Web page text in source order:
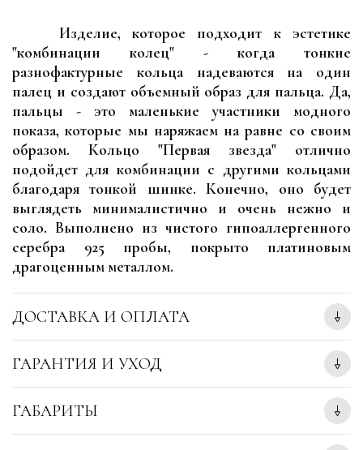
Изделие, которое подходит к эстетике
"комбинации колец" - когда тонкие
разнофактурные кольца надеваются на один
палец и создают объемный образ для пальца. Да,
пальцы - это маленькие участники модного
показа, которые мы наряжаем на равне со своим
образом. Кольцо "Первая звезда" отлично
подойдет для комбинации с другими кольцами
благодаря тонкой шинке. Конечно, оно будет
выглядеть минималистично и очень нежно и
соло. Выполнено из чистого гипоаллергенного
серебра 925 пробы, покрыто платиновым
драгоценным металлом.
ДОСТАВКА И ОПЛАТА
ГАРАНТИЯ И УХОД
ГАБАРИТЫ